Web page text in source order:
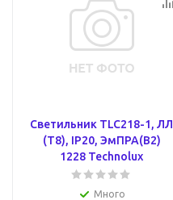
Светильник TLC218-1, ЛЛ
(T8), IP20, ЭмПРА(B2)
1228 Technolux
Много